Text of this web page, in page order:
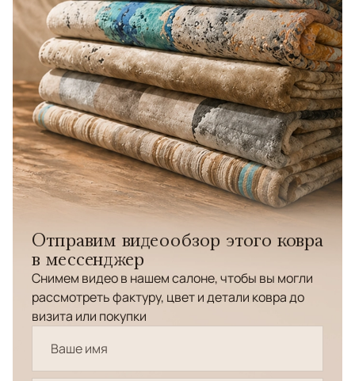
Отправим видеообзор этого ковра
в мессенджер
Снимем видео в нашем салоне, чтобы вы могли
рассмотреть фактуру, цвет и детали ковра до
визита или покупки